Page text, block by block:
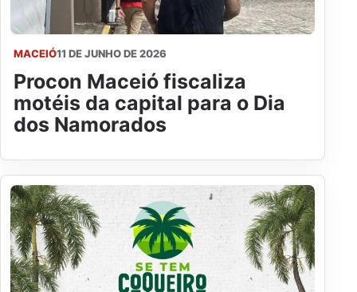
MACEIÓ11 DE JUNHO DE 2026
Procon Maceió fiscaliza
motéis da capital para o Dia
dos Namorados